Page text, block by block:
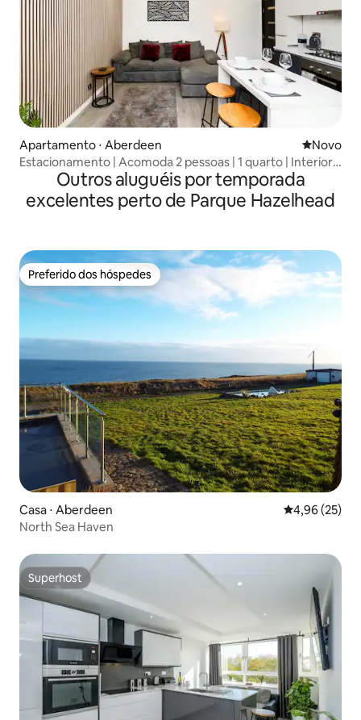
Apartamento ⋅ Aberdeen Novo
Novo
Estacionamento | Acomoda 2 pessoas | 1 quarto | Interior
Outros aluguéis por temporada
excelentes perto de Parque Hazelhead
Preferido dos hóspedes
Preferido dos hóspedes
Casa ⋅ Aberdeen 4,96 de uma
4,96 (25)
North Sea Haven
Superhost
Superhost